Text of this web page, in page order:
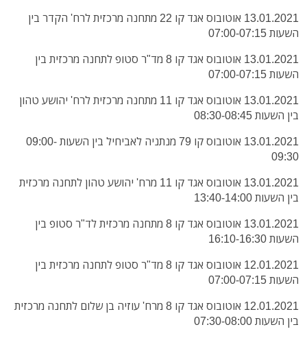
13.01.2021 אוטובוס אגד קו 22 מתחנה מרכזית לרח' הקדר בין
השעות 07:00-07:15
13.01.2021 אוטובוס אגד קו 8 מד"ר סטופ לתחנה מרכזית בין
השעות 07:00-07:15
13.01.2021 אוטובוס אגד קו 11 מתחנה מרכזית לרח' יהושע טהון
בין השעות 08:30-08:45
13.01.2021 אוטובוס קו 79 מנתניה לאביחיל בין השעות 09:00-
09:30
13.01.2021 אוטובוס אגד קו 11 מרח' יהושע טהון לתחנה מרכזית
בין השעות 13:40-14:00
13.01.2021 אוטובוס אגד קו 8 מתחנה מרכזית לד"ר סטופ בין
השעות 16:10-16:30
12.01.2021 אוטובוס אגד קו 8 מד"ר סטופ לתחנה מרכזית בין
השעות 07:00-07:15
12.01.2021 אוטובוס אגד קו 8 מרח' עוזיה בן שלום לתחנה מרכזית
בין השעות 07:30-08:00